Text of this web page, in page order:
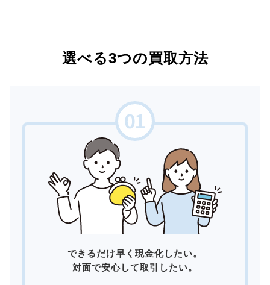
選べる3つの買取方法
できるだけ早く現金化したい。
対面で安心して取引したい。